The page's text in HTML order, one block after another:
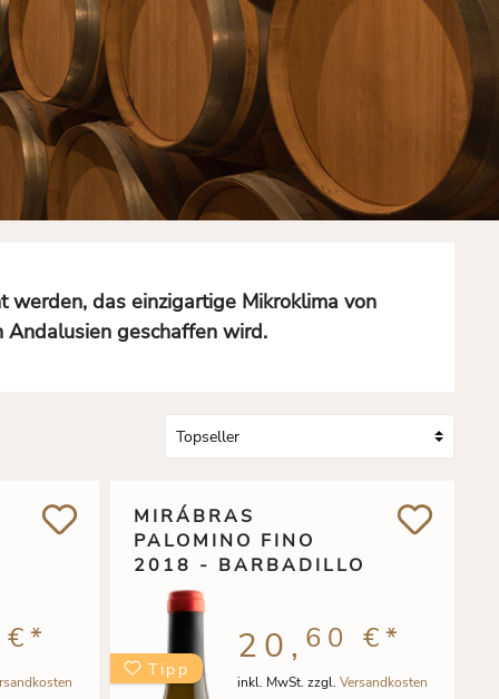
werden, das einzigartige Mikroklima von
geschaffen wird.
*
MIRÁBRAS
PALOMINO FINO
2018 - BARBADILLO
Tipp
inkl. MwSt. zzgl. Versandkosten
20, 60 €*